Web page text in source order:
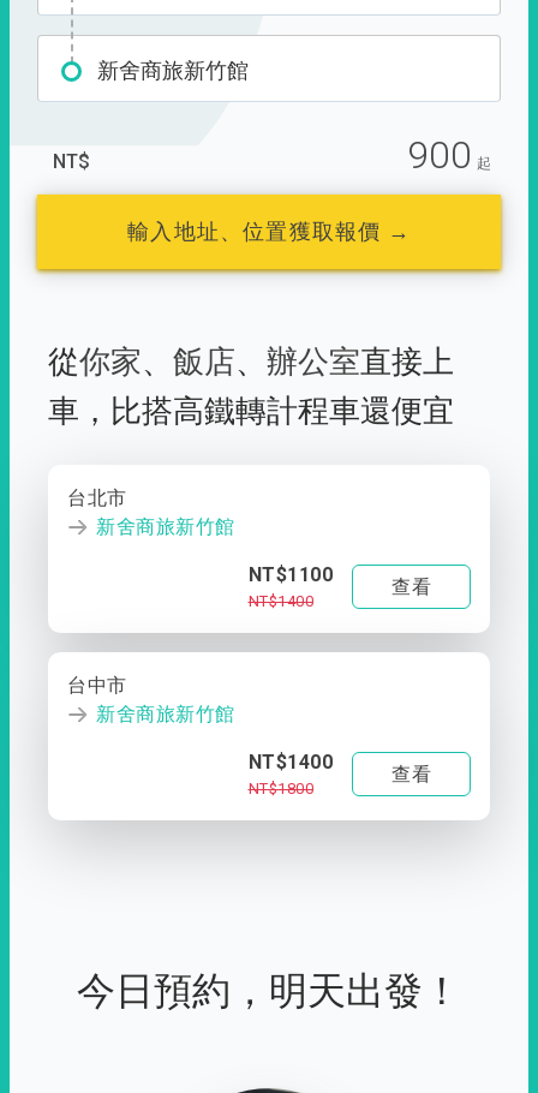
新舍商旅新竹館
NT$ 900 起
輸入地址、位置獲取報價 →
從你家、 飯店、 辦公室直接上
車， 比搭高鐵轉計程車還便宜
台北市
新舍商旅新竹館
NT$1100
NT$1400
查看
台中市
新舍商旅新竹館
NT$1400
NT$1800
查看
今日預約，明天出發！